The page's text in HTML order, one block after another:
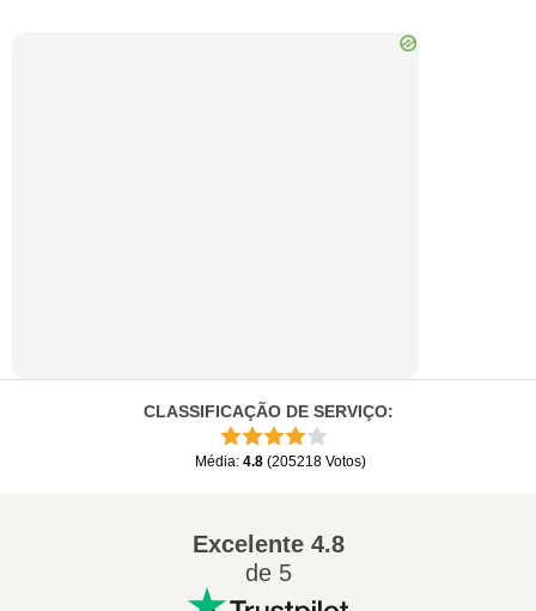
CLASSIFICAÇÃO DE SERVIÇO:
Média: 4.8 (205218 Votos)
Excelente4.8
de 5